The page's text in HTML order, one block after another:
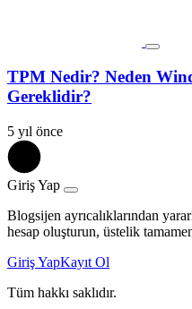
TPM Nedir? Neden
Gereklidir?
5 yıl önce
Giriş Yap
Blogsijen ayrıcalıklarından
hesap oluşturun, üstelik
Giriş YapKayıt Ol
Tüm hakkı saklıdır.